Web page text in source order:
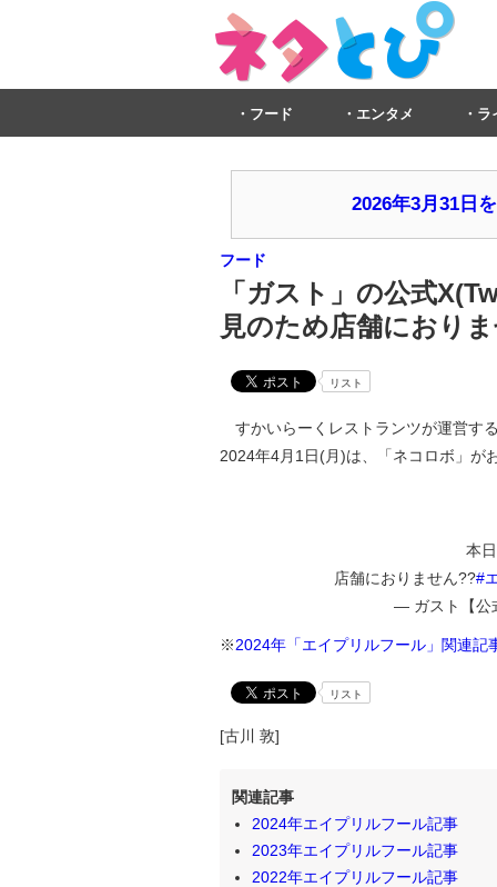
フード エンタメ ラ
2026年3月31日
フード
「ガスト」の公式
見のため店舗におり
リスト
すかいらーくレストランツが運営す
2024年4月1日(月)は、「ネコロボ」が
本
店舗におりません??#
— ガスト【公
※2024年「エイプリルフール」関連記
リスト
[古川 敦]
関連記事
2024年エイプリルフール記事
2023年エイプリルフール記事
2022年エイプリルフール記事